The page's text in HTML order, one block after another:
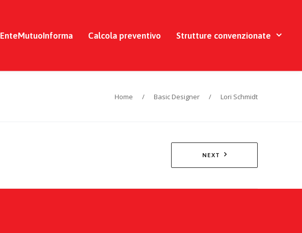
EnteMutuoInforma Calcola preventivo Strutture convenzionate
Home / Basic Designer / Lori Schmidt
NEXT